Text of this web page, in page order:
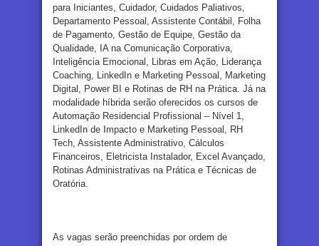
para Iniciantes, Cuidador, Cuidados Paliativos,
Departamento Pessoal, Assistente Contábil, Folha
de Pagamento, Gestão de Equipe, Gestão da
Qualidade, IA na Comunicação Corporativa,
Inteligência Emocional, Libras em Ação, Liderança
Coaching, LinkedIn e Marketing Pessoal, Marketing
Digital, Power BI e Rotinas de RH na Prática. Já na
modalidade híbrida serão oferecidos os cursos de
Automação Residencial Profissional – Nível 1,
LinkedIn de Impacto e Marketing Pessoal, RH
Tech, Assistente Administrativo, Cálculos
Financeiros, Eletricista Instalador, Excel Avançado,
Rotinas Administrativas na Prática e Técnicas de
Oratória.
As vagas serão preenchidas por ordem de